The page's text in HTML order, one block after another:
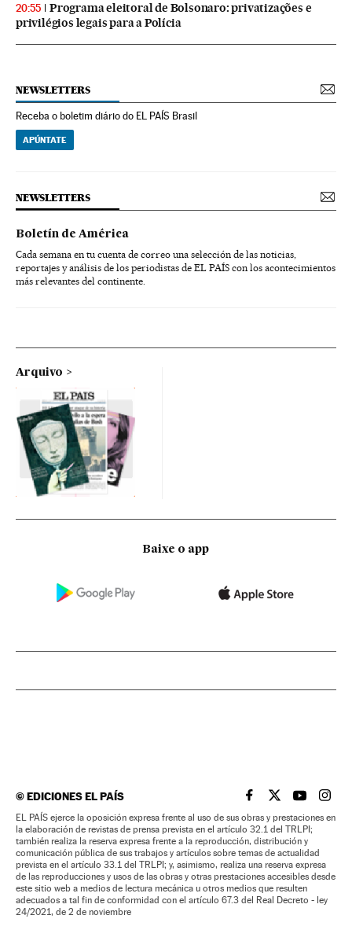
20:55
Programa eleitoral de Bolsonaro: privatizações e
privilégios legais para a Polícia
NEWSLETTERS
Receba o boletim diário do EL PAÍS Brasil
APÚNTATE
NEWSLETTERS
Boletín de América
Cada semana en tu cuenta de correo una selección de las noticias,
reportajes y análisis de los periodistas de EL PAÍS con los acontecimientos
más relevantes del continente.
Arquivo
Baixe o app
©EDICIONES EL PAÍS EL PAÍS BRASIL EN
EL PAÍSEL PAÍS
EL
EL PAÍS ejerce la oposición expresa frente al uso de sus obras y prestaciones en
la elaboración de revistas de prensa prevista en el artículo 32.1 del TRLPI;
también realiza la reserva expresa frente a la reproducción, distribución y
comunicación pública de sus trabajos y artículos sobre temas de actualidad
prevista en el artículo 33.1 del TRLPI; y, asimismo, realiza una reserva expresa
de las reproducciones y usos de las obras y otras prestaciones accesibles desde
este sitio web a medios de lectura mecánica u otros medios que resulten
adecuados a tal fin de conformidad con el artículo 67.3 del Real Decreto - ley
24/2021, de 2 de noviembre